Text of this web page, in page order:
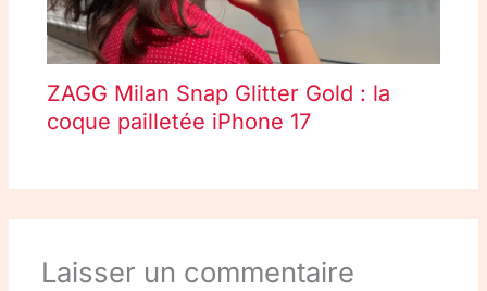
ZAGG Milan Snap Glitter Gold : la
coque pailletée iPhone 17
Laisser un commentaire